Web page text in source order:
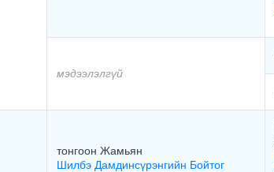
мэдээлэлгүй
тонгоон Жамьян
Шилбэ Дамдинсүрэнгийн Бойтог